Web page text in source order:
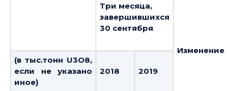
Три месяца,
завершившихся
30 сентября
Изменение
(в тыс.тонн U3O8,
если не указано
иное)
2018 2019